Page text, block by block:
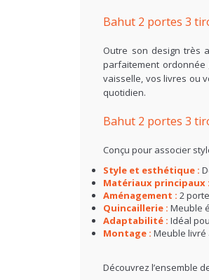
Bahut 2 portes 3
Outre son design très
parfaitement ordonnée
vaisselle, vos livres ou
quotidien.
Bahut 2 portes 3
Conçu pour associer
Style et esthétique :
Matériaux principaux :
Aménagement : 2
Quincaillerie : Meuble
Adaptabilité : Idéal
Montage : Meuble livré
Découvrez l’ensemble